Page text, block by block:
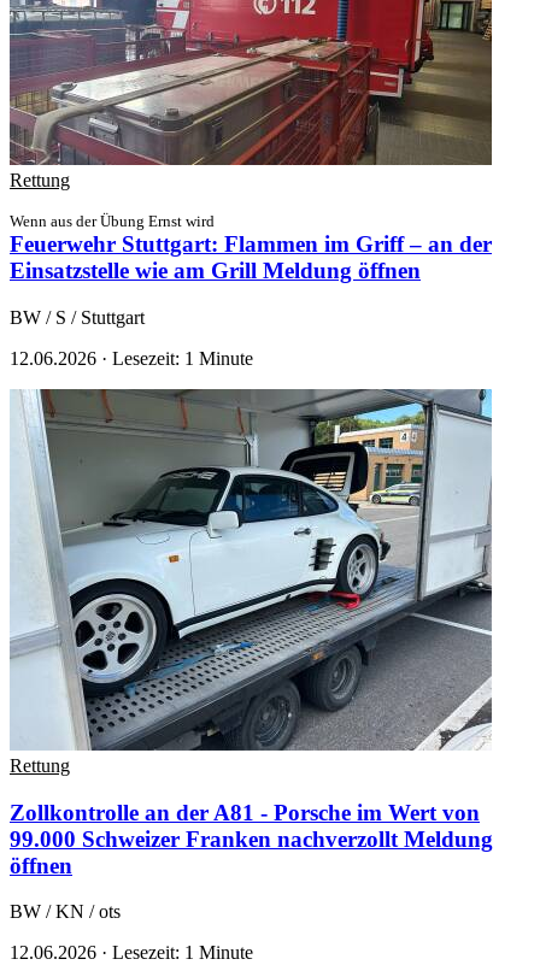
Rettung
Wenn aus der Übung Ernst wird
Feuerwehr Stuttgart: Flammen im Griff – an der
Einsatzstelle wie am Grill Meldung öffnen
BW / S / Stuttgart
12.06.2026 · Lesezeit: 1 Minute
Rettung
Zollkontrolle an der A81 - Porsche im Wert von
99.000 Schweizer Franken nachverzollt Meldung
öffnen
BW / KN / ots
12.06.2026 · Lesezeit: 1 Minute